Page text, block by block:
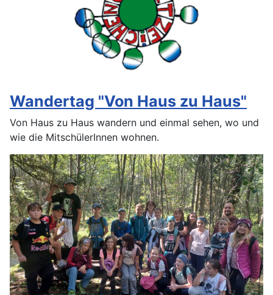
Wandertag "Von Haus zu Haus"
Von Haus zu Haus wandern und einmal sehen, wo und
wie die MitschülerInnen wohnen.